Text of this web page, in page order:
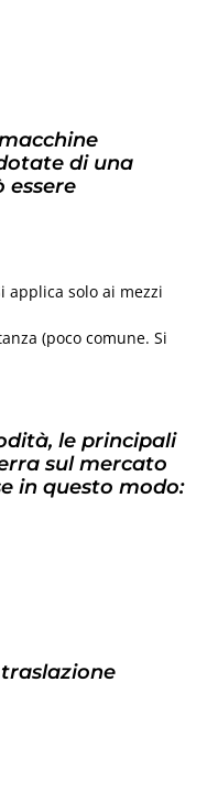
di una
essere
applica solo ai mezzi
(poco comune. Si
le principali
sul mercato
in questo modo: